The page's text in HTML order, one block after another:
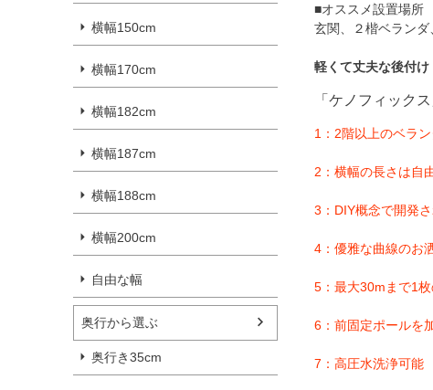
横幅150cm
横幅170cm
横幅182cm
横幅187cm
横幅188cm
横幅200cm
自由な幅
奥行から選ぶ
奥行き35cm
■オススメ設置場所
玄関、２楷ベラン
軽くて丈夫な後付け
「ケノフィック
1：2階以上のベラ
2：横幅の長さは自
3：DIY概念で開発
4：優雅な曲線のお
5：最大30mまで1
6：前固定ポールを
7：高圧水洗浄可能